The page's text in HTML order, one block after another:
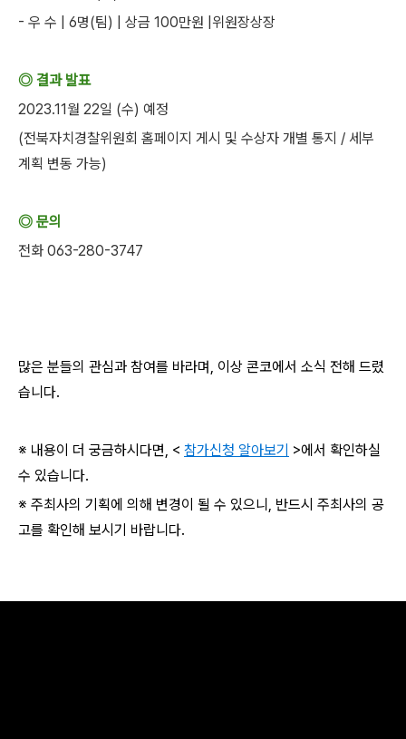
- 우 수 | 6명(팀) | 상금 100만원 |위원장상장
◎ 결과 발표
2023.11월 22일 (수) 예정
(전북자치경찰위원회 홈페이지 게시 및 수상자 개별 통지 / 세부
계획 변동 가능)
◎ 문의
전화 063-280-3747
많은 분들의 관심과 참여를 바라며, 이상 콘코에서 소식 전해 드렸
습니다.
※ 내용이 더 궁금하시다면, < 참가신청 알아보기 >에서 확인하실
수 있습니다.
※ 주최사의 기획에 의해 변경이 될 수 있으니, 반드시 주최사의 공
고를 확인해 보시기 바랍니다.